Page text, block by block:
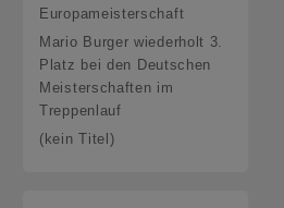
Europameisterschaft
Mario Burger wiederholt 3.
Platz bei den Deutschen
Meisterschaften im
Treppenlauf
(kein Titel)